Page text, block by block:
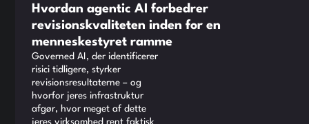
Hvordan agentic AI forbedrer
revisionskvaliteten inden for en
menneskestyret ramme
Governed AI, der identificerer
risici tidligere, styrker
revisionsresultaterne – og
hvorfor jeres infrastruktur
afgør, hvor meget af dette
jeres virksomhed rent faktisk